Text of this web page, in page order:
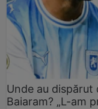
Unde au
Baiaram? „L-am